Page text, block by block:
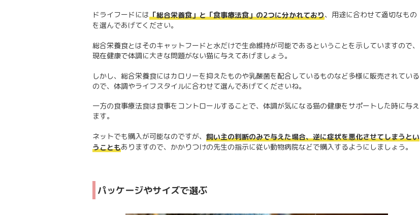
ドライフードには「総合栄養食」と「食事療法食」の2つに分かれており、用途に合わせて適切なもの
を選んであげてください。
総合栄養食とはそのキャットフードと水だけで生命維持が可能であるということを示していますので、
現在健康で体調に大きな問題がない猫に与えてあげましょう。
しかし、総合栄養食にはカロリーを抑えたものや乳酸菌を配合しているものなど多様に販売されている
ので、体調やライフスタイルに合わせて選んであげてくださいね。
一方の食事療法食は食事をコントロールすることで、体調が気になる猫の健康をサポートした時に与え
ます。
ネットでも購入が可能なのですが、 飼い主の判断のみで与えた場合、逆に症状を悪化させてしまうとい
うこともありますので、かかりつけの先生の指示に従い動物病院などで購入するようにしましょう。
パッケージやサイズで選ぶ